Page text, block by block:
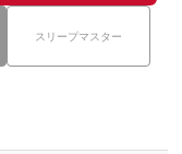
スリープマスター